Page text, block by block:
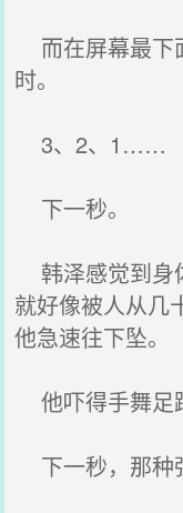
而在屏幕最下
时。
3、2、1……
下一秒。
韩泽感觉到身
就好像被人从几
他急速往下坠。
他吓得手舞足
下一秒，那种